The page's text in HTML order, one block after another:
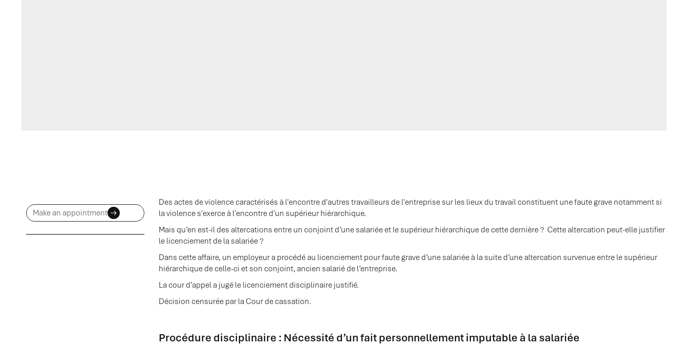
Make an appointment
Des actes de violence caractérisés à l'encontre d'autres travailleurs de l'entreprise sur les lieux du travail constituent une faute grave notamment si
la violence s'exerce à l'encontre d'un supérieur hiérarchique.
Mais qu’en est-il des altercations entre un conjoint d’une salariée et le supérieur hiérarchique de cette dernière ? Cette altercation peut-elle justifier
le licenciement de la salariée ?
Dans cette affaire, un employeur a procédé au licenciement pour faute grave d’une salariée à la suite d’une altercation survenue entre le supérieur
hiérarchique de celle-ci et son conjoint, ancien salarié de l’entreprise.
La cour d’appel a jugé le licenciement disciplinaire justifié.
Décision censurée par la Cour de cassation.
Procédure disciplinaire : Nécessité d’un fait personnellement imputable à la salariée